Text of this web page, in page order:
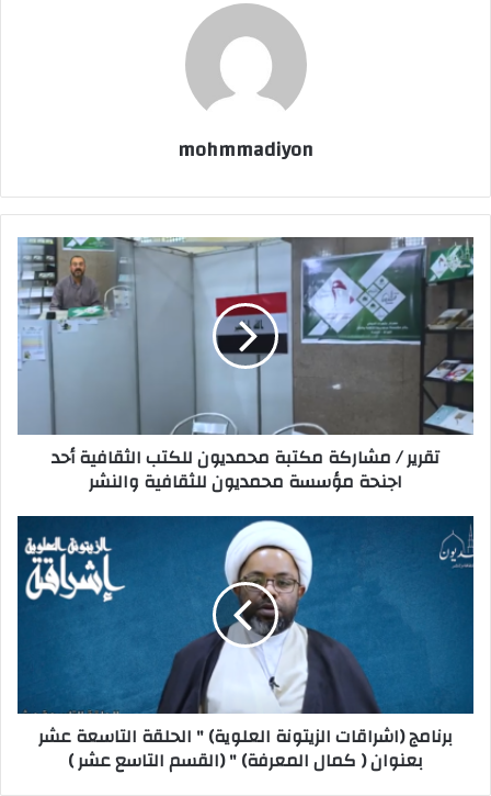
mohmmadiyon
تقرير / مشاركة مكتبة محمديون للكتب الثقافية أحد
اجنحة مؤسسة محمديون للثقافية والنشر
برنامج (اشراقات الزيتونة العلوية) " الحلقة التاسعة عشر
بعنوان ( كمال المعرفة) " (القسم التاسع عشر )